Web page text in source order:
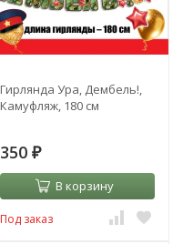
Гирлянда Ура, Дембель!,
Камуфляж, 180 см
350 ₽
В корзину
Под заказ